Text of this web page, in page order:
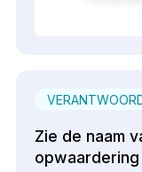
Zie de naam